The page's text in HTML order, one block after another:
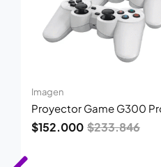
Imagen
Proyector Game G300
$233.846
$152.000